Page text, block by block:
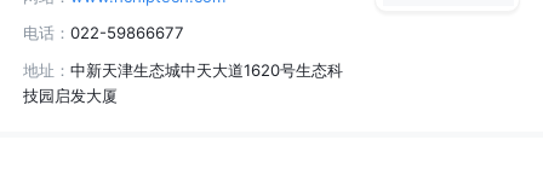
电话：022-59866677
地址：中新天津生态城中天大道1620号生态科
技园启发大厦